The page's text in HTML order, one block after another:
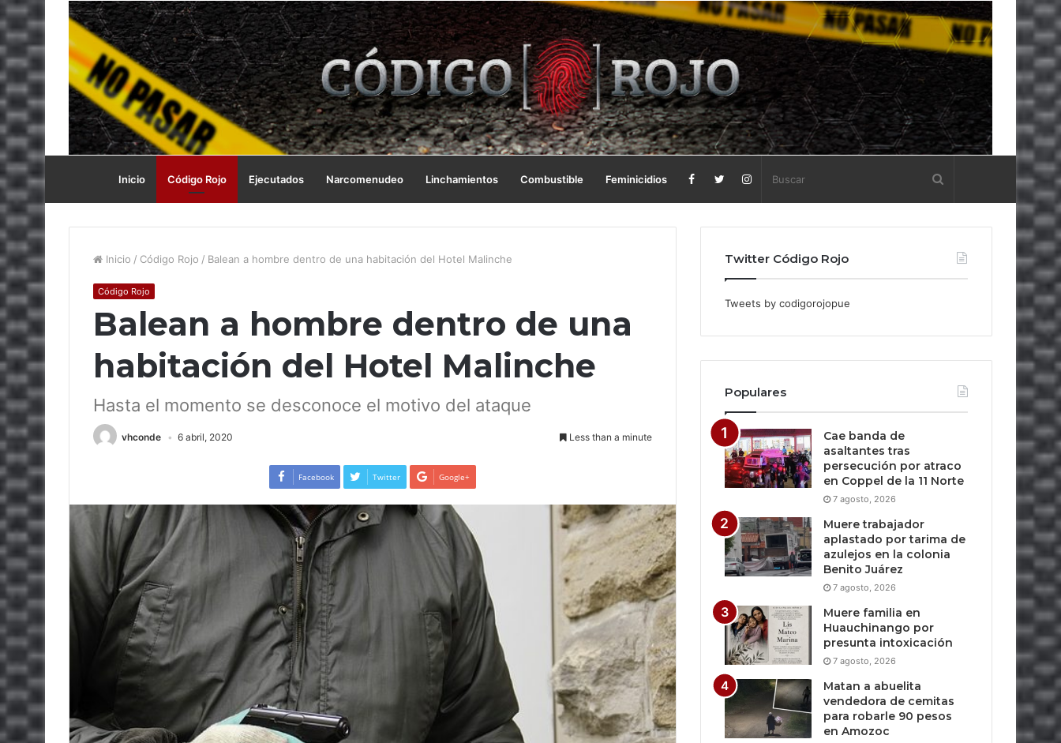
Inicio Código Rojo Ejecutados Narcomenudeo Linchamientos Combustible Feminicidios
Inicio / Código Rojo / Balean a hombre dentro de una habitación del Hotel Malinche
Código Rojo
Balean a hombre dentro de una
habitación del Hotel Malinche
Hasta el momento se desconoce el motivo del ataque
vhconde 6 abril, 2020 Less than a minute
Facebook Twitter Google+
Twitter Código Rojo
Tweets by codigorojopue
Populares
Cae banda de
asaltantes tras
persecución por atraco
en Coppel de la 11 Norte
7 agosto, 2026
Muere trabajador
aplastado por tarima de
azulejos en la colonia
Benito Juárez
7 agosto, 2026
Muere familia en
Huauchinango por
presunta intoxicación
7 agosto, 2026
Matan a abuelita
vendedora de cemitas
para robarle 90 pesos
en Amozoc